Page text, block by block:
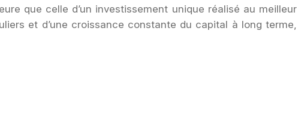
que celle d’un investissement unique réalisé au meilleur
et d’une croissance constante du capital à long terme,